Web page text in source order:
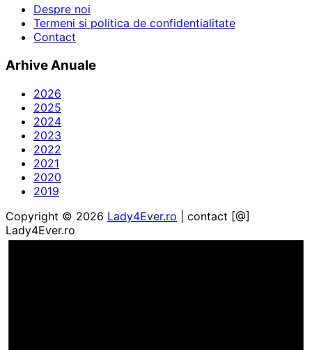
Despre noi
Termeni si politica de confidentialitate
Contact
Arhive Anuale
2026
2025
2024
2023
2022
2021
2020
2019
Copyright © 2026 Lady4Ever.ro | contact [@]
Lady4Ever.ro